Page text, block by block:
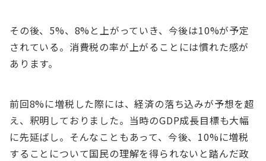
その後、5%、8%と上がっていき、今後は10%が予定
されている。消費税の率が上がることには慣れた感が
あります。
前回8%に増税した際には、経済の落ち込みが予想を超
え、釈明しておりました。当時のGDP成長目標も大幅
に先延ばし。そんなこともあって、今後、10%に増税
することについて国民の理解を得られないと踏んだ政